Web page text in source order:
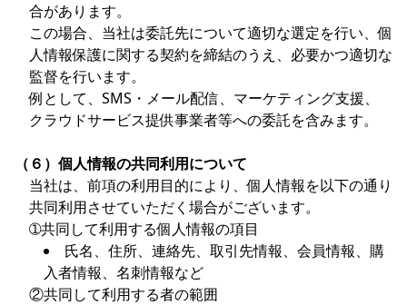
合があります。
この場合、当社は委託先について適切な選定を行い、個
人情報保護に関する契約を締結のうえ、必要かつ適切な
監督を行います。
例として、SMS・メール配信、マーケティング支援、
クラウドサービス提供事業者等への委託を含みます。
（６）個人情報の共同利用について
当社は、前項の利用目的により、個人情報を以下の通り
共同利用させていただく場合がございます。
➀共同して利用する個人情報の項目
氏名、住所、連絡先、取引先情報、会員情報、購
入者情報、名刺情報など
②共同して利用する者の範囲